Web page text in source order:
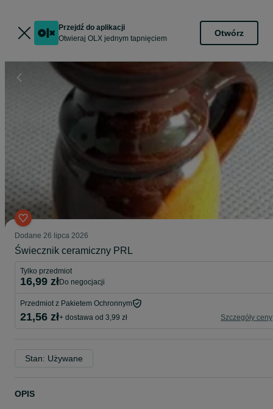
Przejdź do aplikacji
Otwieraj OLX jednym tapnięciem
Otwórz
Dodane 26 lipca 2026
Świecznik ceramiczny PRL
Tylko przedmiot
16,99 zł do negocjacji
Przedmiot z Pakietem Ochronnym
21,56 zł+ dostawa od 3,99 zł Szczegóły ceny
Stan: Używane
OPIS